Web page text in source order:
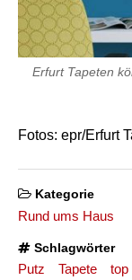
Erfurt Tapeten
Fotos: epr/Erfurt
Kategorie
Rund ums Haus
Schlagwörter
Putz Tapete top